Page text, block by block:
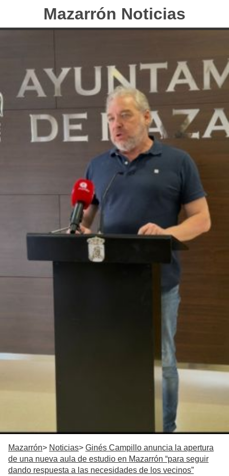
Mazarrón Noticias
Mazarrón Noticias
Ginés Campillo anuncia la apertura
de una nueva aula de estudio en Mazarrón “para seguir
dando respuesta a las necesidades de los vecinos”